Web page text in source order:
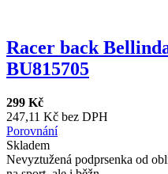
Racer back
BU815705
299 Kč
247,11 Kč bez DPH
Porovnání
Skladem
Nevyztužená podprsenka od